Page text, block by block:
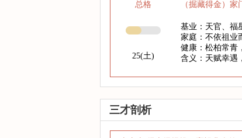
总格
25(土)
（掘藏得金）
基业：天官、福
家庭：不依祖业
健康：松柏常青
含义：天赋幸遇
三才剖析